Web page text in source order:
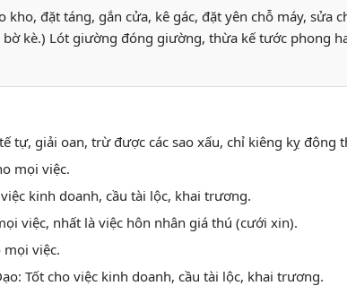
kho, đặt táng, gắn cửa, kê gác, đặt yên chỗ máy,
bờ kè.) Lót giường đóng giường, thừa kế tước phong
tự, giải oan, trừ được các sao xấu, chỉ kiêng kỵ
mọi việc.
kinh doanh, cầu tài lộc, khai trương.
việc, nhất là việc hôn nhân giá thú (cưới xin).
mọi việc.
Tốt cho việc kinh doanh, cầu tài lộc, khai trương.